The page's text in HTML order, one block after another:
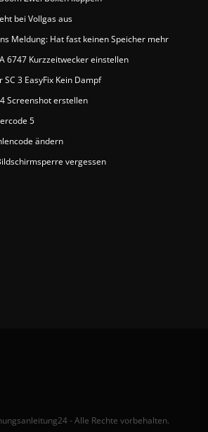
bei Vollgas aus
Meldung: Hat fast keinen Speicher mehr
6747 Kurzzeitwecker einstellen
3 EasyFix Kein Dampf
Screenshot erstellen
5
ändern
vergessen
- Alle Rechte vorbehalten.